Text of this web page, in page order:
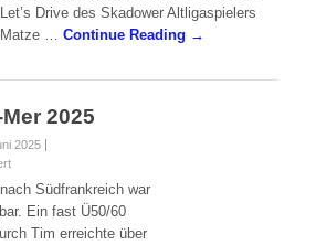
ausgerichtet, welches in diesem Jahr Dank
des Sponsorings der Cottbus Fahrschule
Matze …Continue Reading →
2025
2025
für
Argelès-Südfrankreich war